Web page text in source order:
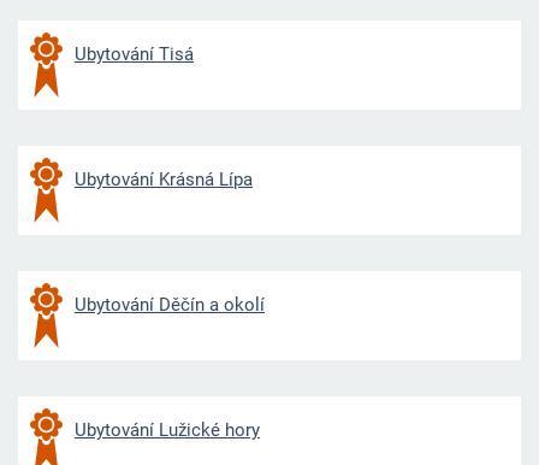
Ubytování Tisá
Ubytování Krásná Lípa
Ubytování Děčín a okolí
Ubytování Lužické hory